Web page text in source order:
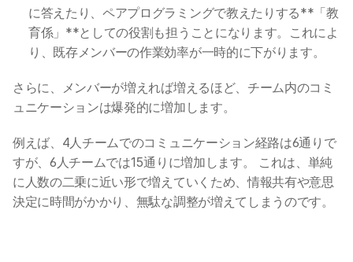
に答えたり、ペアプログラミングで教えたりする**「教
育係」**としての役割も担うことになります。これによ
り、既存メンバーの作業効率が一時的に下がります。
さらに、メンバーが増えれば増えるほど、チーム内のコミ
ュニケーションは爆発的に増加します。
例えば、4人チームでのコミュニケーション経路は6通りで
すが、6人チームでは15通りに増加します。 これは、単純
に人数の二乗に近い形で増えていくため、情報共有や意思
決定に時間がかかり、無駄な調整が増えてしまうのです。